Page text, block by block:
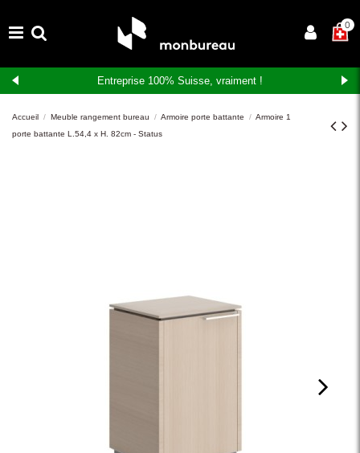
×0
Entreprise 100% Suisse, vraiment !
Accueil Meuble rangement bureau Armoire porte battante
Armoire 1
porte battante L.54,4 x H. 82cm - Status